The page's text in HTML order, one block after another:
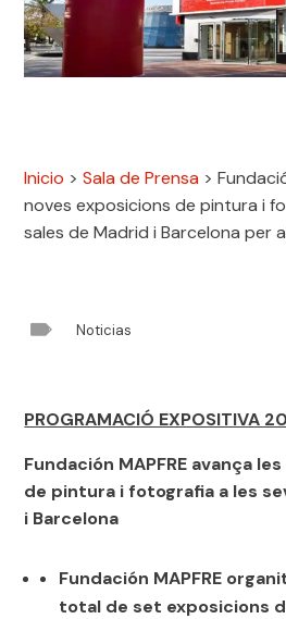
Inicio >Sala de Prensa >
noves exposicions de pintura i
sales de Madrid i Barcelona per
 Noticias
PROGRAMACIÓ EXPOSITIVA
Fundación MAPFRE avança
de pintura i fotografia a les
i Barcelona
Fundación MAPFRE
total de set exposicions